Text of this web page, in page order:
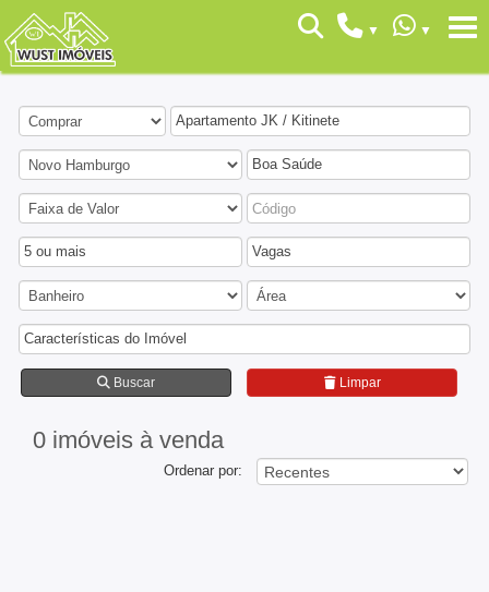
Apartamento JK / Kitinete
Boa Saúde
5 ou mais Vagas
Características do Imóvel
Buscar Limpar
0 imóveis à venda
Ordenar por: